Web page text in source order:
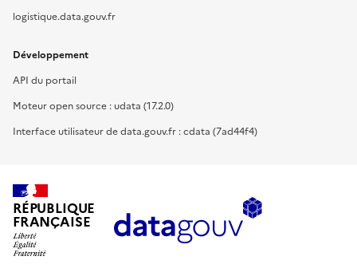
logistique.data.gouv.fr
Développement
API du portail
Moteur open source : udata (17.2.0)
Interface utilisateur de data.gouv.fr : cdata (7ad44f4)
RÉPUBLIQUE
FRANÇAISE